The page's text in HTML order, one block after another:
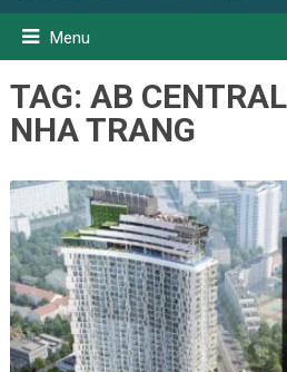
Menu
TAG: AB
NHA TRANG